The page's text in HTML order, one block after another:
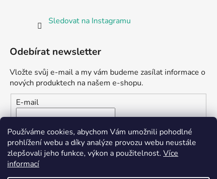
Používáme cookies, abychom Vám umožnili pohodlné
prohlížení webu a díky analýze provozu webu neustále
zlepšovali jeho funkce, výkon a použitelnost. Více
informací
Sledovat na Instagramu
Odebírat newsletter
Vložte svůj e-mail a my vám budeme zasílat informace o
nových produktech na našem e-shopu.
E-mail
Vložením e-mailu souhlasíte s
podmínkami ochrany
osobních údajů
PŘIHLÁSIT SE